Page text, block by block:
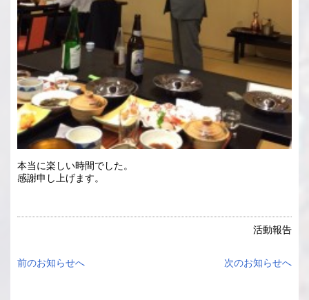
本当に楽しい時間でした。
感謝申し上げます。
活動報告
前のお知らせへ 次のお知らせへ